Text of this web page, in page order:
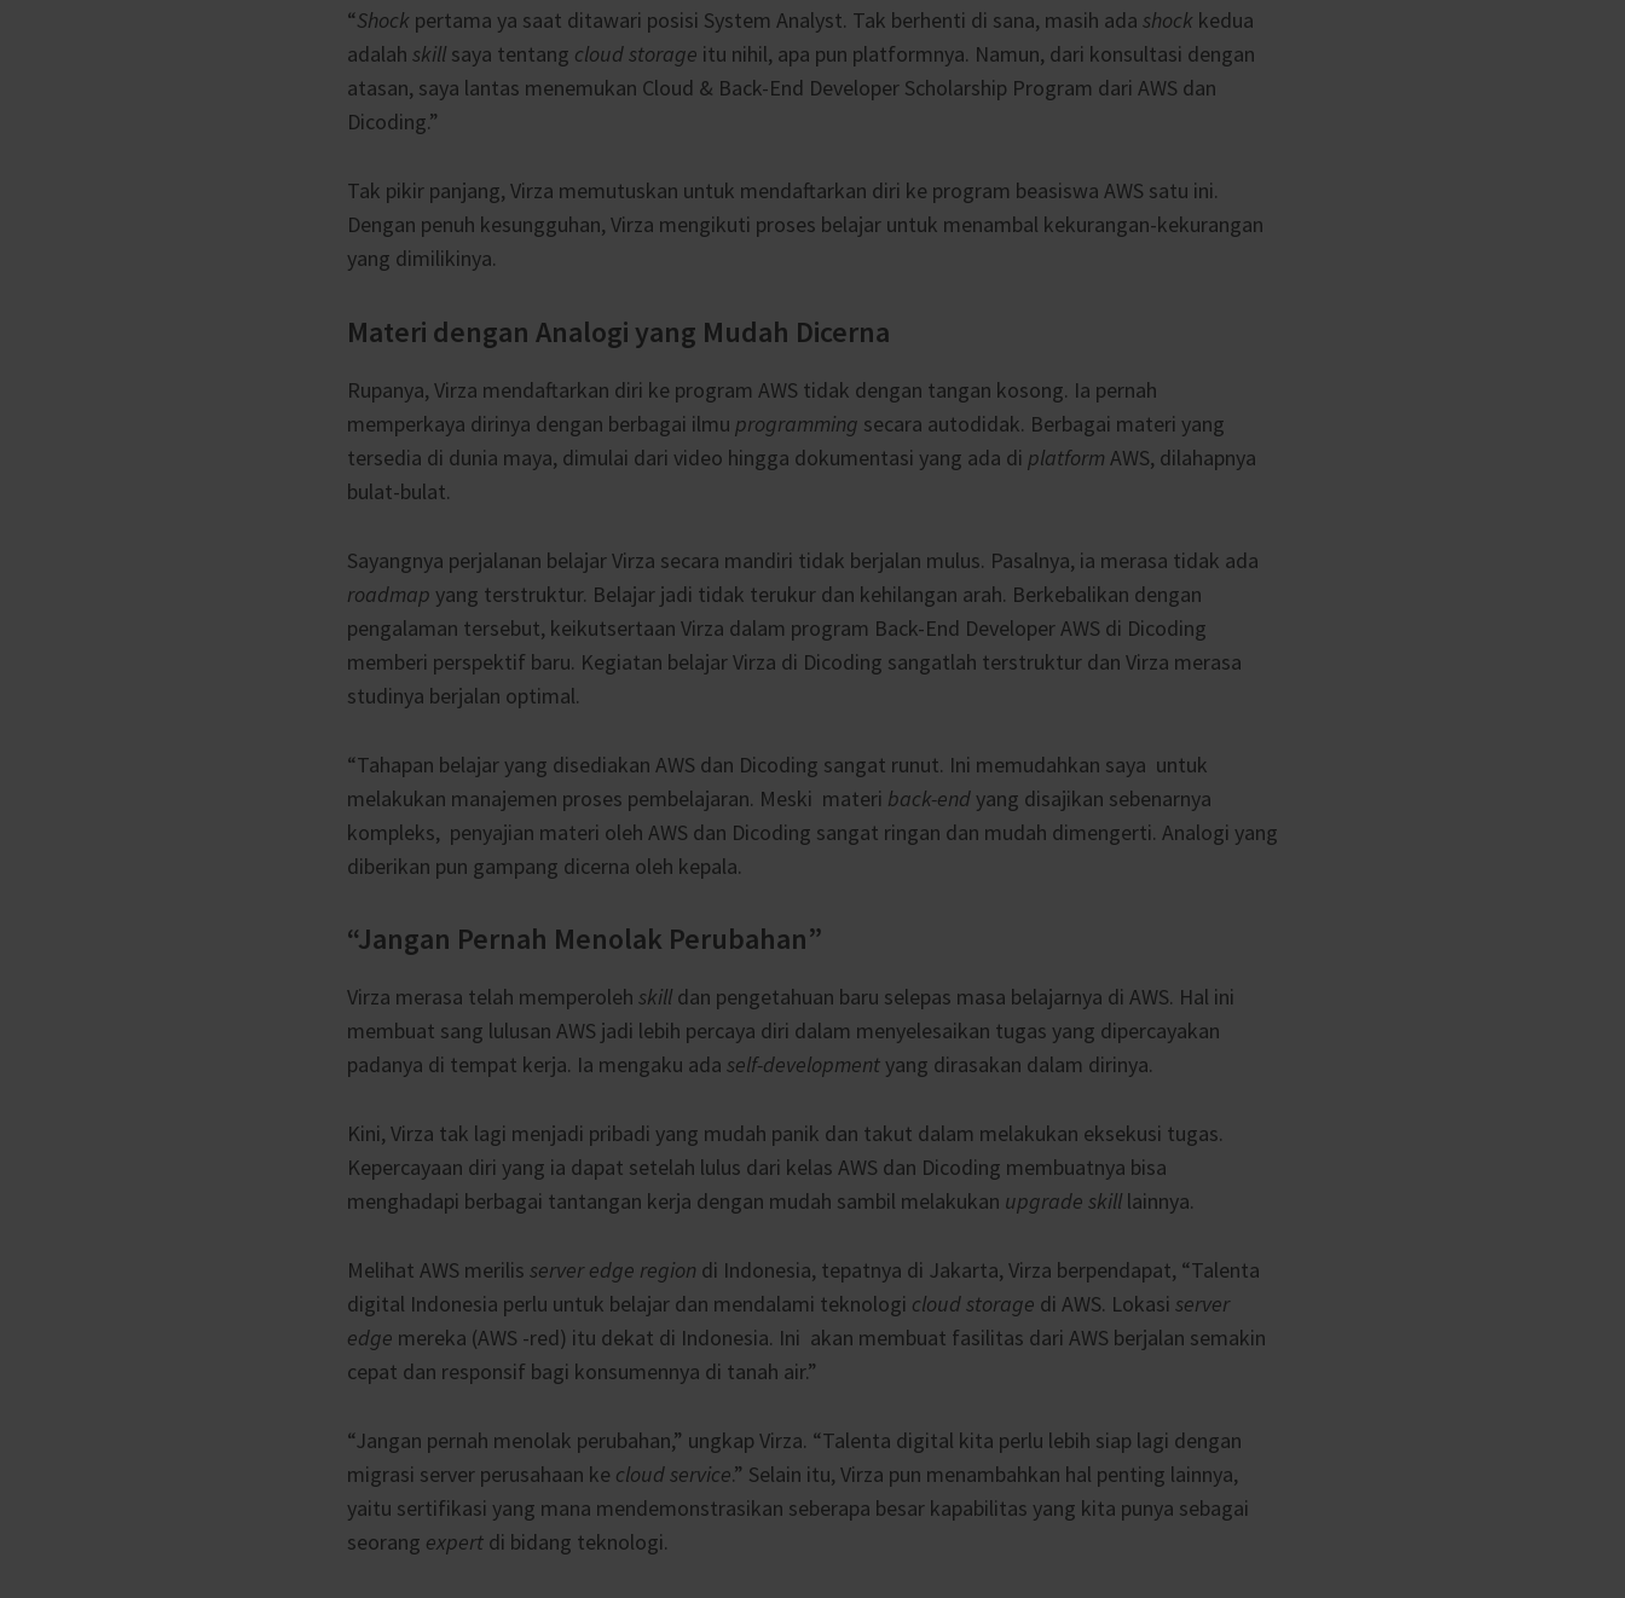
“Shock pertama ya saat ditawari posisi System Analyst. Tak berhenti di sana, masih ada shock kedua
adalah skill saya tentang cloud storage itu nihil, apa pun platformnya. Namun, dari konsultasi dengan
atasan, saya lantas menemukan Cloud & Back-End Developer Scholarship Program dari AWS dan
Dicoding.”
Tak pikir panjang, Virza memutuskan untuk mendaftarkan diri ke program beasiswa AWS satu ini.
Dengan penuh kesungguhan, Virza mengikuti proses belajar untuk menambal kekurangan-kekurangan
yang dimilikinya.
Materi dengan Analogi yang Mudah Dicerna
Rupanya, Virza mendaftarkan diri ke program AWS tidak dengan tangan kosong. Ia pernah
memperkaya dirinya dengan berbagai ilmu programming secara autodidak. Berbagai materi yang
tersedia di dunia maya, dimulai dari video hingga dokumentasi yang ada di platform AWS, dilahapnya
bulat-bulat.
Sayangnya perjalanan belajar Virza secara mandiri tidak berjalan mulus. Pasalnya, ia merasa tidak ada
roadmap yang terstruktur. Belajar jadi tidak terukur dan kehilangan arah. Berkebalikan dengan
pengalaman tersebut, keikutsertaan Virza dalam program Back-End Developer AWS di Dicoding
memberi perspektif baru. Kegiatan belajar Virza di Dicoding sangatlah terstruktur dan Virza merasa
studinya berjalan optimal.
“Tahapan belajar yang disediakan AWS dan Dicoding sangat runut. Ini memudahkan saya untuk
melakukan manajemen proses pembelajaran. Meski materi back-endyang disajikan sebenarnya
kompleks, penyajian materi oleh AWS dan Dicoding sangat ringan dan mudah dimengerti. Analogi yang
diberikan pun gampang dicerna oleh kepala.
“Jangan Pernah Menolak Perubahan”
Virza merasa telah memperoleh skill dan pengetahuan baru selepas masa belajarnya di AWS. Hal ini
membuat sang lulusan AWS jadi lebih percaya diri dalam menyelesaikan tugas yang dipercayakan
padanya di tempat kerja. Ia mengaku ada self-developmentyang dirasakan dalam dirinya.
Kini, Virza tak lagi menjadi pribadi yang mudah panik dan takut dalam melakukan eksekusi tugas.
Kepercayaan diri yang ia dapat setelah lulus dari kelas AWS dan Dicoding membuatnya bisa
menghadapi berbagai tantangan kerja dengan mudah sambil melakukan upgrade skill lainnya.
Melihat AWS merilis server edge region di Indonesia, tepatnya di Jakarta, Virza berpendapat, “Talenta
digital Indonesia perlu untuk belajar dan mendalami teknologi cloud storage di AWS. Lokasi server
edge mereka (AWS -red) itu dekat di Indonesia. Ini akan membuat fasilitas dari AWS berjalan semakin
cepat dan responsif bagi konsumennya di tanah air.”
“Jangan pernah menolak perubahan,” ungkap Virza. “Talenta digital kita perlu lebih siap lagi dengan
migrasi server perusahaan ke cloud service.” Selain itu, Virza pun menambahkan hal penting lainnya,
yaitu sertifikasi yang mana mendemonstrasikan seberapa besar kapabilitas yang kita punya sebagai
seorang expert di bidang teknologi.